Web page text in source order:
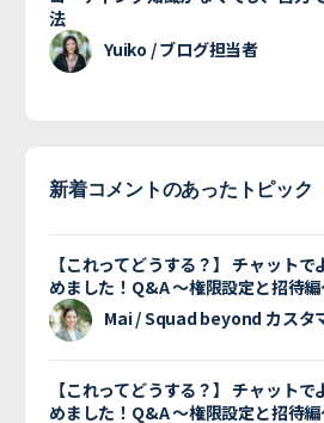
法
Yuiko / ブログ担当者
新着コメントのあったトピック
【これってどうする？】 チャット
めました！Q&A 〜権限設定と招待
Mai / Squad beyond カスタ
【これってどうする？】 チャット
めました！Q&A 〜権限設定と招待